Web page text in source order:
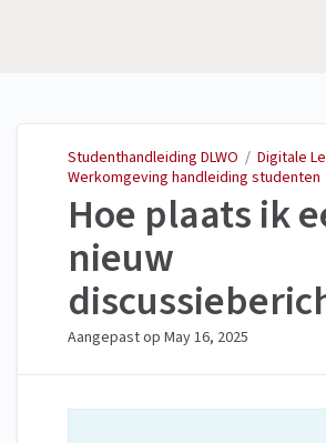
Studenthandleiding DLWO / Digitale
Werkomgeving handleiding studenten
Hoe plaats ik
nieuw
Aangepast op May 16, 2025